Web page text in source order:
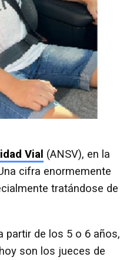
Vial (ANSV), en la
cifra enormemente
tratándose de
partir de los 5 o 6 años,
son los jueces de